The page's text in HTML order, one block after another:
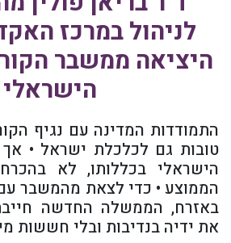
לניהול במרכז
היציאה ממשבר
הישראלי
התמודדות המדינה עם נגיף
טובות גם לכלכלת ישראל •
הישראלי בכללותו, לא
הממוצע • כדי לצאת מהמשבר
באזרח, הממשלה החדשה
את ידיה בנדיבות ובלי חששות